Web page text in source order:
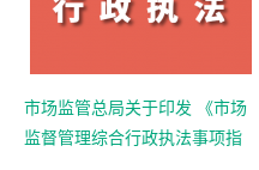
市场监管总局关于印发 《市场
监督管理综合行政执法事项指